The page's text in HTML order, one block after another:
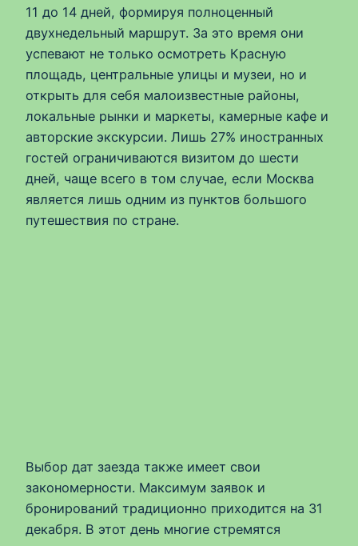
11 до 14 дней, формируя полноценный
двухнедельный маршрут. За это время они
успевают не только осмотреть Красную
площадь, центральные улицы и музеи, но и
открыть для себя малоизвестные районы,
локальные рынки и маркеты, камерные кафе и
авторские экскурсии. Лишь 27% иностранных
гостей ограничиваются визитом до шести
дней, чаще всего в том случае, если Москва
является лишь одним из пунктов большого
путешествия по стране.
Выбор дат заезда также имеет свои
закономерности. Максимум заявок и
бронирований традиционно приходится на 31
декабря. В этот день многие стремятся